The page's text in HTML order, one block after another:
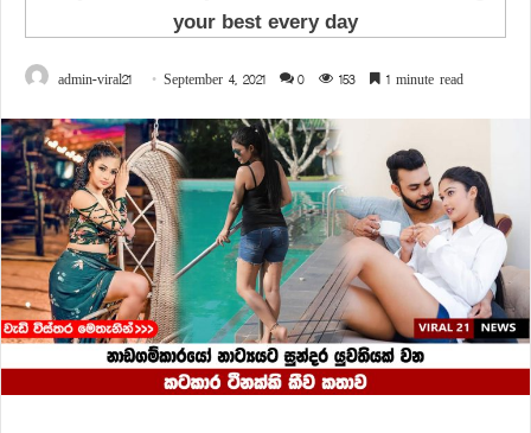
admin-viral21 September 4, 2021 0 153 1 minute read